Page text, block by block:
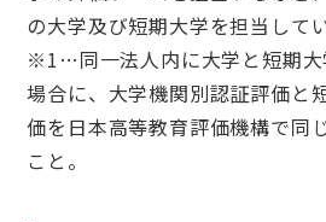
の大学及び短期大学を担当してい
※1…同一法人内に大学と短期大
場合に、大学機関別認証評価と
価を日本高等教育評価機構で同
こと。